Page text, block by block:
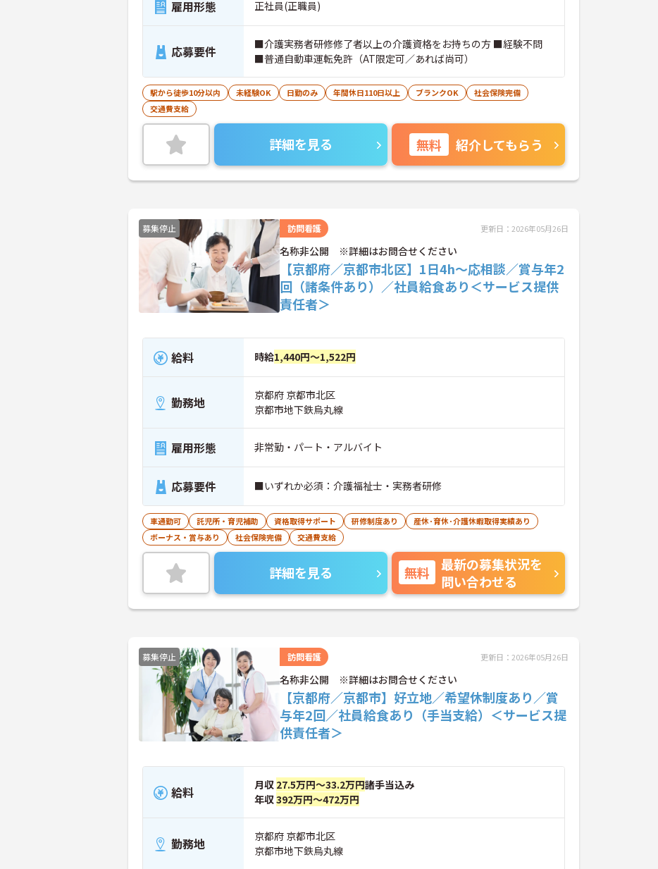
雇用形態 正社員(正職員)
応募要件
■介護実務者研修修了者以上の介護資格をお持ちの方 ■経験不問
■普通自動車運転免許（AT限定可／あれば尚可）
駅から徒歩10分以内 未経験OK 日勤のみ 年間休日110日以上 ブランクOK
社会保険完備
交通費支給
詳細を見る 無料 紹介してもらう
募集停止 訪問看護 更新日：2026年05月26日
名称非公開 ※詳細はお問合せください
【京都府／京都市北区】1日4h～応相談／賞与年2
回（諸条件あり）／社員給食あり＜サービス提供
責任者＞
給料 時給1,440円～1,522円
勤務地
京都府 京都市北区
京都市地下鉄烏丸線
雇用形態 非常勤・パート・アルバイト
応募要件 ■いずれか必須：介護福祉士・実務者研修
車通勤可 託児所・育児補助 資格取得サポート 研修制度あり
産休･育休･介護休暇取得実績あり
ボーナス・賞与あり
社会保険完備 交通費支給
詳細を見る 無料
最新の募集状況を
問い合わせる
募集停止 訪問看護 更新日：2026年05月26日
名称非公開 ※詳細はお問合せください
【京都府／京都市】好立地／希望休制度あり／賞
与年2回／社員給食あり（手当支給）＜サービス提
供責任者＞
給料 月収 27.5万円～33.2万円諸手当込み
年収392万円～472万円
勤務地
京都府 京都市北区
京都市地下鉄烏丸線